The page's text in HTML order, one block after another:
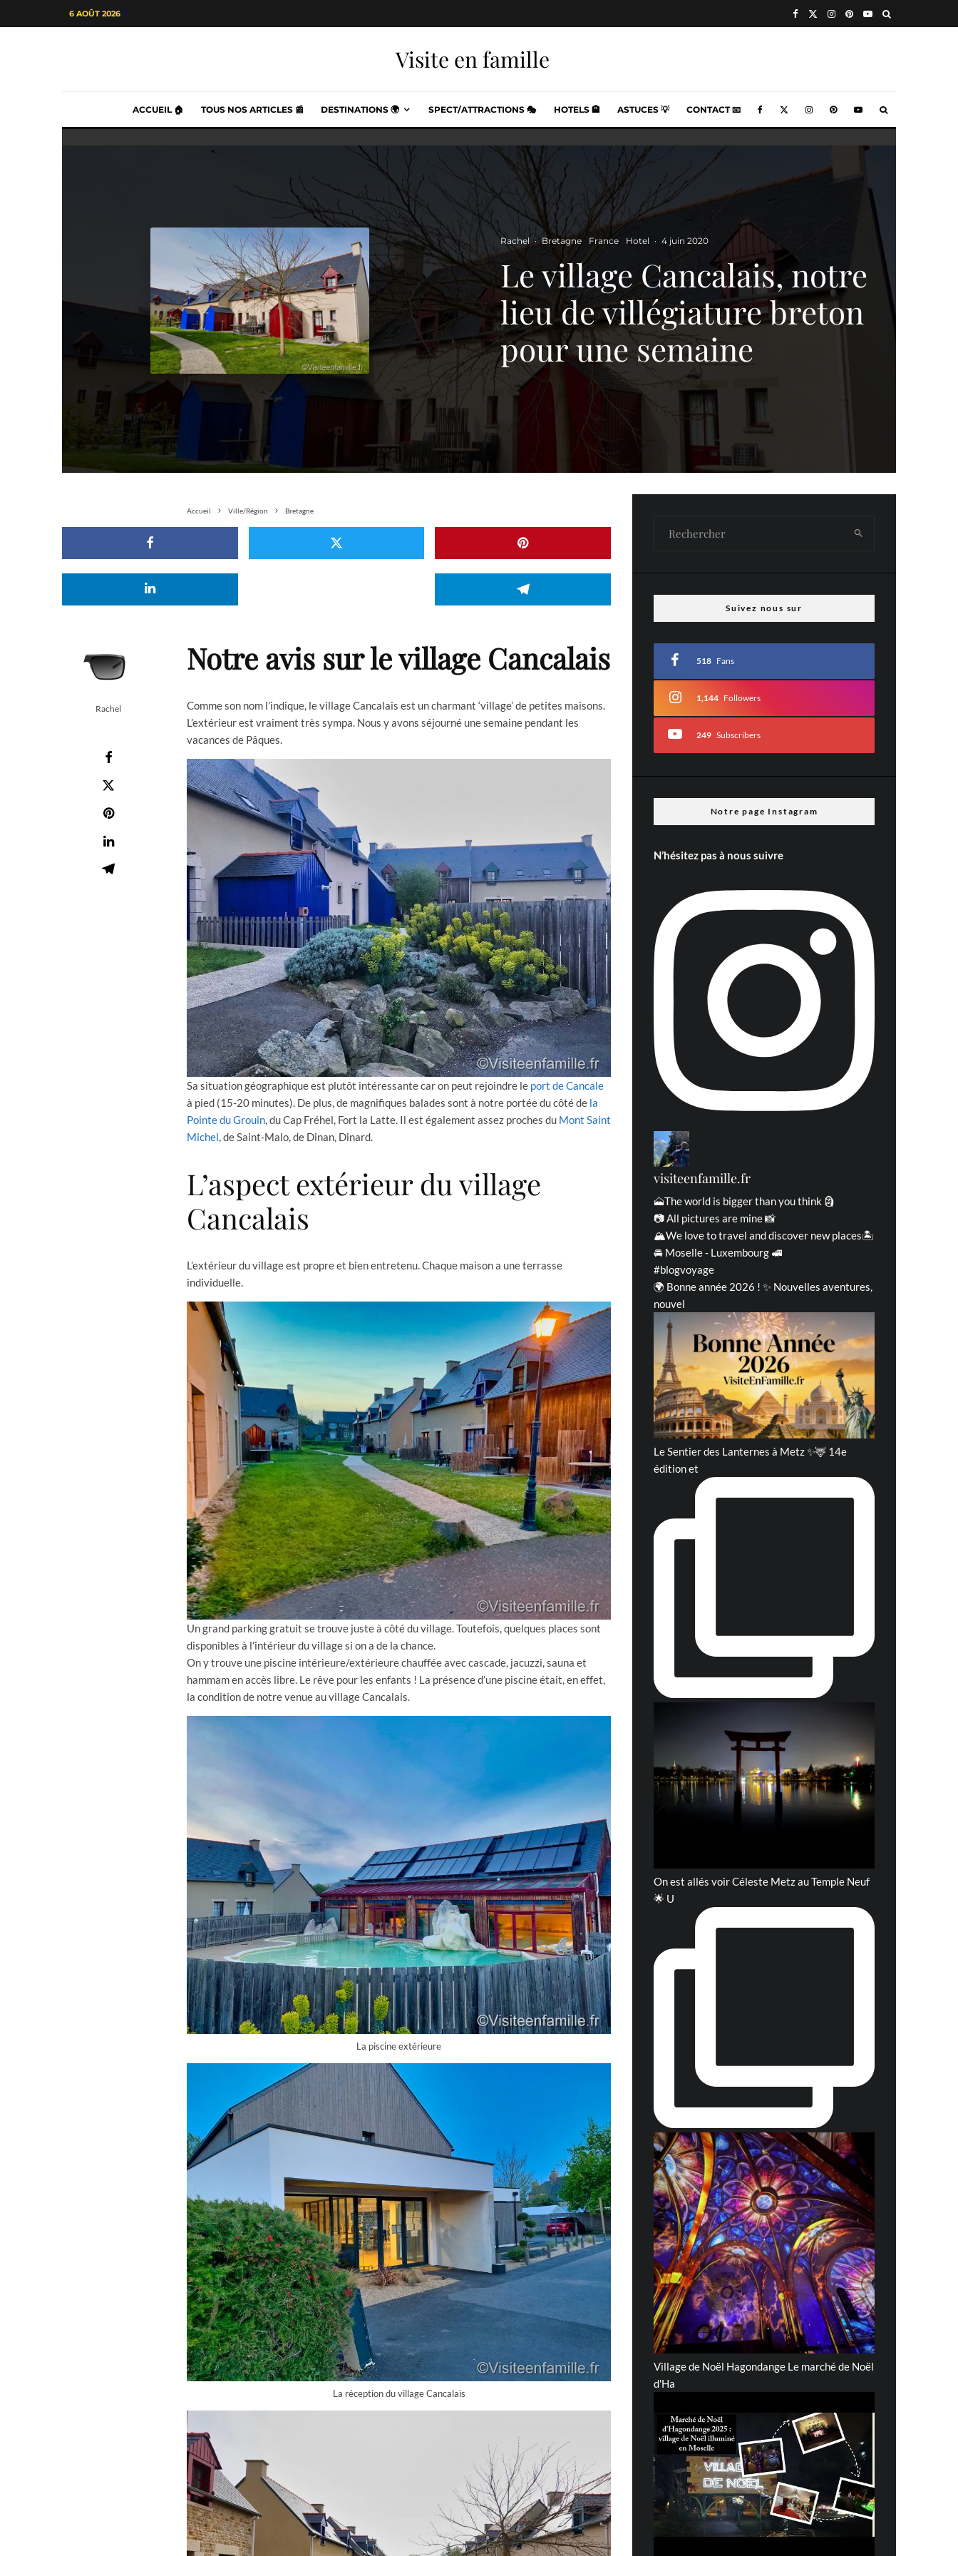
6 AOÛT 2026
Visite en famille
ACCUEIL 🏠 TOUS NOS ARTICLES 📰 DESTINATIONS 🌍 SPECT/ATTRACTIONS 🎭 HOTELS 🏨 ASTUCES 💡 CONTACT 📧
Rachel · Bretagne France Hotel · 4 juin 2020
Le village Cancalais, notre
lieu de villégiature breton
pour une semaine
Accueil Ville/Région Bretagne
Rachel
Notre avis sur le village Cancalais
Comme son nom l’indique, le village Cancalais est un charmant ‘village’ de petites maisons.
L’extérieur est vraiment très sympa. Nous y avons séjourné une semaine pendant les
vacances de Pâques.
Sa situation géographique est plutôt intéressante car on peut rejoindre le port de Cancale
à pied (15-20 minutes). De plus, de magnifiques balades sont à notre portée du côté de la
Pointe du Grouin, du Cap Fréhel, Fort la Latte. Il est également assez proches du Mont Saint
Michel, de Saint-Malo, de Dinan, Dinard.
L’aspect extérieur du village
Cancalais
L’extérieur du village est propre et bien entretenu. Chaque maison a une terrasse
individuelle.
Un grand parking gratuit se trouve juste à côté du village. Toutefois, quelques places sont
disponibles à l’intérieur du village si on a de la chance.
On y trouve une piscine intérieure/extérieure chauffée avec cascade, jacuzzi, sauna et
hammam en accès libre. Le rêve pour les enfants ! La présence d’une piscine était, en effet,
la condition de notre venue au village Cancalais.
La piscine extérieure
La réception du village Cancalais
Suivez nous sur
518 Fans
1,144 Followers
249 Subscribers
Notre page Instagram
N’hésitez pas à nous suivre
visiteenfamille.fr
🗻The world is bigger than you think 🗿
📷 All pictures are mine 📸
🏔We love to travel and discover new places🏝
🚘 Moselle - Luxembourg 🚅
#blogvoyage
🌍 Bonne année 2026 ! ✨ Nouvelles aventures,
nouvel
Le Sentier des Lanternes à Metz ✨🦌 14e
édition et
On est allés voir Céleste Metz au Temple Neuf
🌟 U
Village de Noël Hagondange Le marché de Noël
d'Ha